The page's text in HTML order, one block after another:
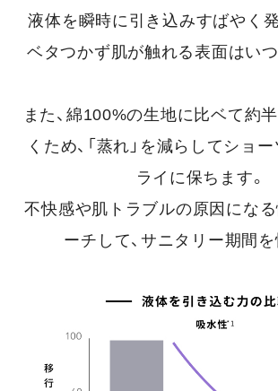
液体を瞬時に引き込みすばやく発
ベタつかず肌が触れる表面はいつ
また、綿100%の生地に比ベて約
くため、「蒸れ」を減らしてショ
ライに保ちます。
不快感や肌トラブルの原因にな
ーチして、サニタリー期間を